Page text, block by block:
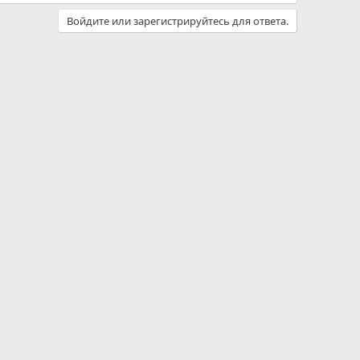
Войдите или зарегистрируйтесь для ответа.